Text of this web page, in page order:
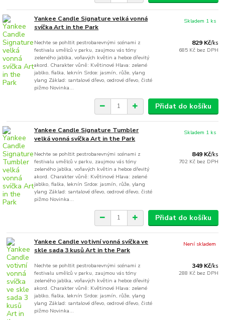
Yankee Candle Signature velká vonná
svíčka Art in the Park
Nechte se pohltit pestrobarevnými scénami z
festivalu umělců v parku, zaujmou vás tóny
zeleného jablka, voňavých květin a hebce dřevitý
akord. Charakter vůně: Květinové Hlava: zelené
jablko, fialka, leknín Srdce: jasmín, růže, ylang
ylang Základ: santalové dřevo, cedrové dřevo, čisté
pižmo Novinka...
829 Kč/ks
685 Kč bez DPH
Skladem 1 ks
Přidat do košíku
Yankee Candle Signature Tumbler
velká vonná svíčka Art in the Park
Nechte se pohltit pestrobarevnými scénami z
festivalu umělců v parku, zaujmou vás tóny
zeleného jablka, voňavých květin a hebce dřevitý
akord. Charakter vůně: Květinové Hlava: zelené
jablko, fialka, leknín Srdce: jasmín, růže, ylang
ylang Základ: santalové dřevo, cedrové dřevo, čisté
pižmo Novinka...
849 Kč/ks
702 Kč bez DPH
Skladem 1 ks
Přidat do košíku
Yankee Candle votivní vonná svíčka ve
skle sada 3 kusů Art in the Park
Nechte se pohltit pestrobarevnými scénami z
festivalu umělců v parku, zaujmou vás tóny
zeleného jablka, voňavých květin a hebce dřevitý
akord. Charakter vůně: Květinové Hlava: zelené
jablko, fialka, leknín Srdce: jasmín, růže, ylang
ylang Základ: santalové dřevo, cedrové dřevo, čisté
pižmo Novinka...
349 Kč/ks
288 Kč bez DPH
Není skladem